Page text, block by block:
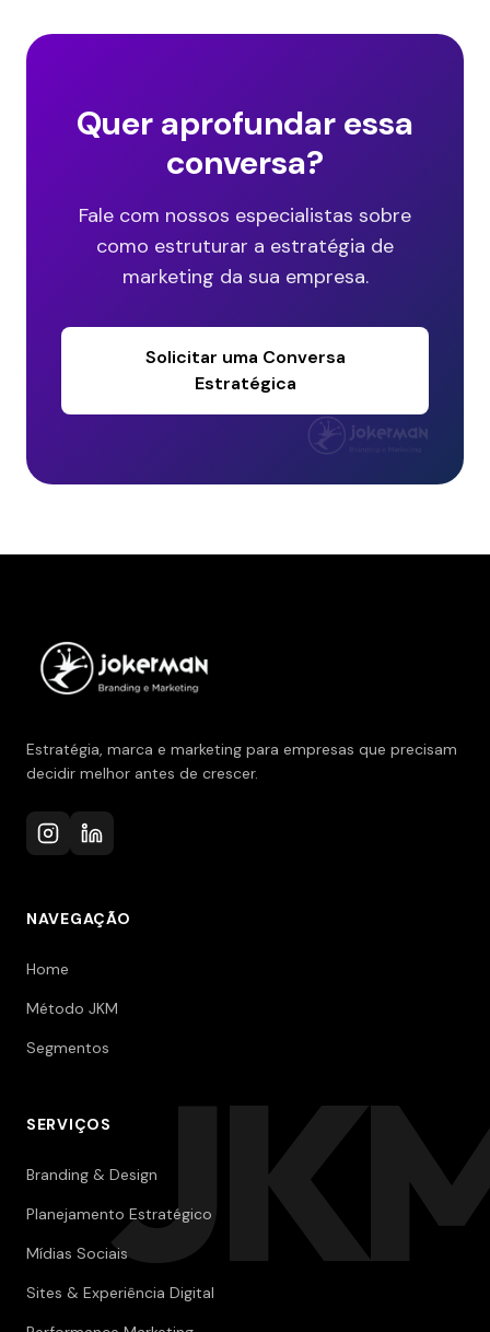
Quer aprofundar essa
conversa?
Fale com nossos especialistas sobre
como estruturar a estratégia de
marketing da sua empresa.
Solicitar uma Conversa
Estratégica
Estratégia, marca e marketing para empresas que precisam
decidir melhor antes de crescer.
NAVEGAÇÃO
Home
Método JKM
Segmentos
SERVIÇOS
Branding & Design
Planejamento Estratégico
Mídias Sociais
Sites & Experiência Digital